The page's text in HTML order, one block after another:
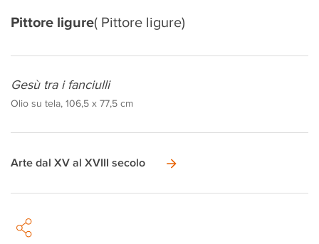
Pittore ligure( Pittore ligure)
Gesù tra i fanciulli
Olio su tela, 106,5 x 77,5 cm
Arte dal XV al XVIII secolo